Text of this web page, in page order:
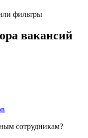
фильтры
вакансий
сотрудникам?